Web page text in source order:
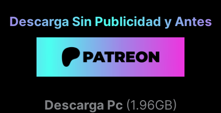
Descarga Sin Publicidad y Antes
Descarga Pc (1.96GB)